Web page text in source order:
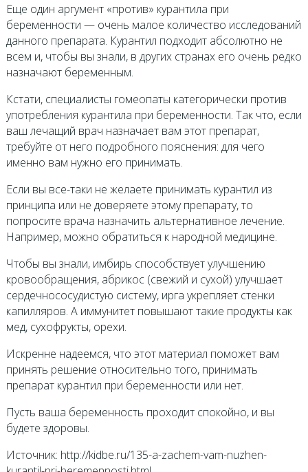
Еще один аргумент «против» курантила при
беременности — очень малое количество исследований
данного препарата. Курантил подходит абсолютно не
всем и, чтобы вы знали, в других странах его очень редко
назначают беременным.
Кстати, специалисты гомеопаты категорически против
употребления курантила при беременности. Так что, если
ваш лечащий врач назначает вам этот препарат,
требуйте от него подробного пояснения: для чего
именно вам нужно его принимать.
Если вы все-таки не желаете принимать курантил из
принципа или не доверяете этому препарату, то
попросите врача назначить альтернативное лечение.
Например, можно обратиться к народной медицине.
Чтобы вы знали, имбирь способствует улучшению
кровообращения, абрикос (свежий и сухой) улучшает
сердечнососудистую систему, ирга укрепляет стенки
капилляров. А иммунитет повышают такие продукты как
мед, сухофрукты, орехи.
Искренне надеемся, что этот материал поможет вам
принять решение относительно того, принимать
препарат курантил при беременности или нет.
Пусть ваша беременность проходит спокойно, и вы
будете здоровы.
Источник: http://kidbe.ru/135-a-zachem-vam-nuzhen-